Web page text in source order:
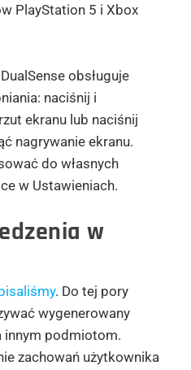
PlayStation 5 i Xbox
obsługuje
naciśnij i
ekranu lub naciśnij
nagrywanie ekranu.
do własnych
w Ustawieniach.
w
. Do tej pory
wygenerowany
innym podmiotom.
zachowań użytkownika